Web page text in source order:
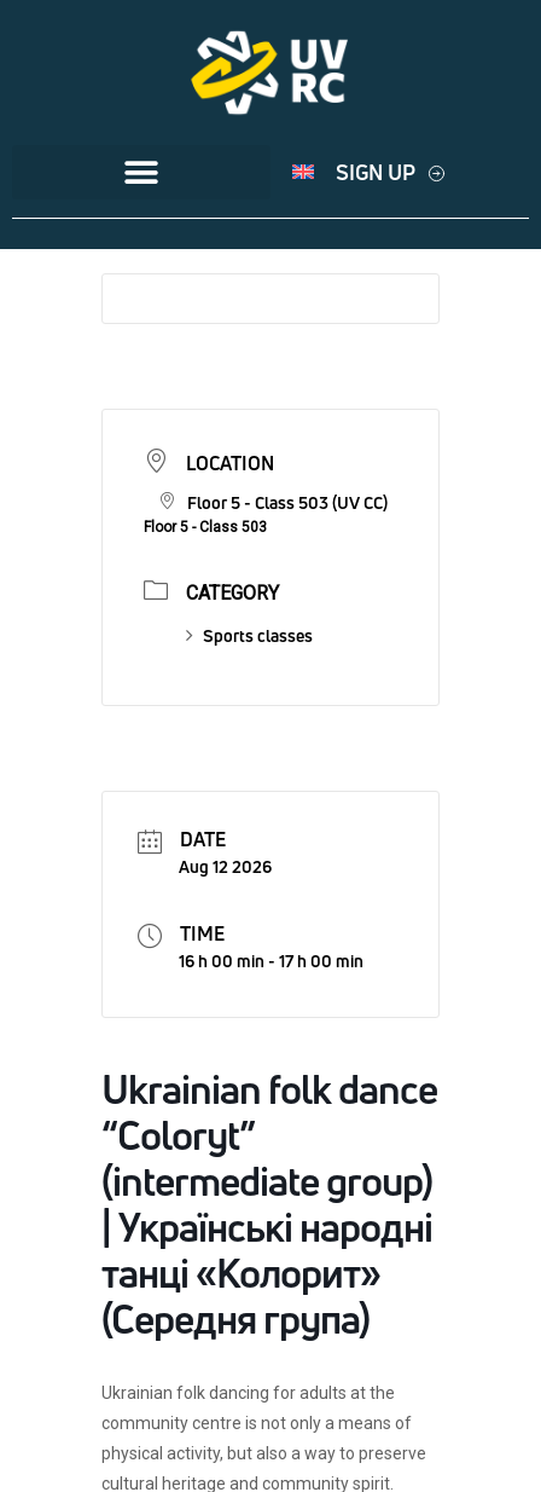
SIGN UP
LOCATION
Floor 5 - Class 503 (UV CC)
Floor 5 - Class 503
CATEGORY
Sports classes
DATE
Aug 12 2026
TIME
16 h 00 min - 17 h 00 min
Ukrainian folk dance
“Coloryt”
(intermediate group)
| Українські народні
танці «Колорит»
(Середня група)
Ukrainian folk dancing for adults at the
community centre is not only a means of
physical activity, but also a way to preserve
cultural heritage and community spirit.